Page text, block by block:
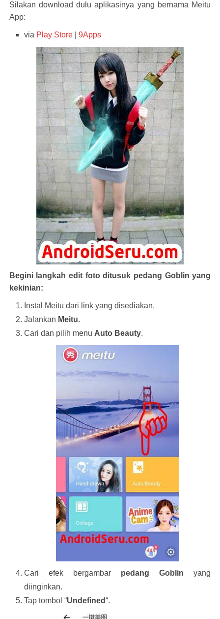
Silakan download dulu aplikasinya yang bernama Meitu
App:
via Play Store| 9Apps
Begini langkah edit foto ditusuk pedang Goblin yang
kekinian:
Instal Meitu dari link yang disediakan.
Jalankan Meitu.
Cari dan pilih menu Auto Beauty.
Cari efek bergambar pedang Goblin yang
diinginkan.
Tap tombol “Undefined“.